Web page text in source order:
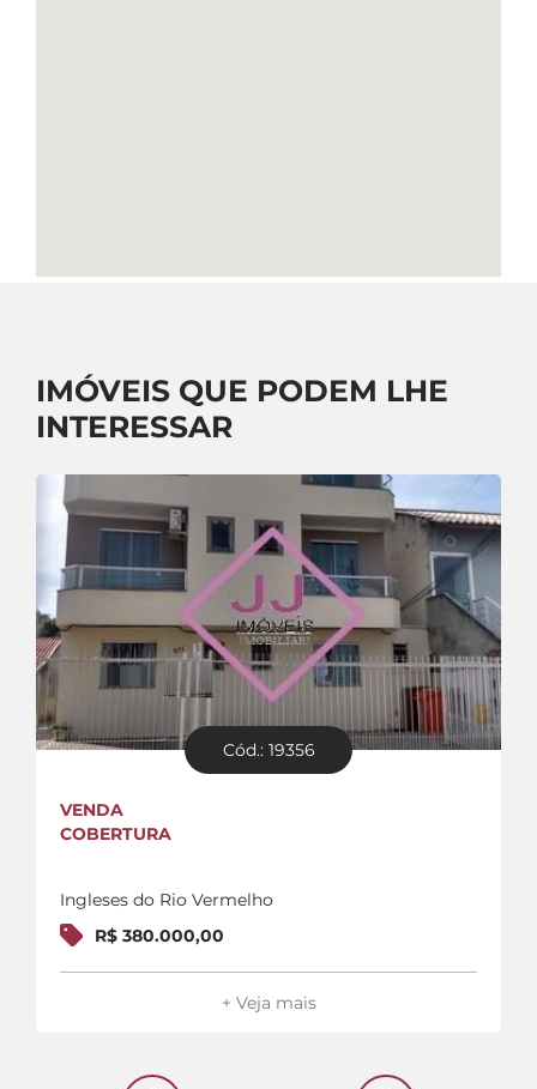
IMÓVEIS QUE PODEM LHE
INTERESSAR
Cód.: 19356
VENDA
COBERTURA
Ingleses do Rio Vermelho
R$ 380.000,00
+ Veja mais